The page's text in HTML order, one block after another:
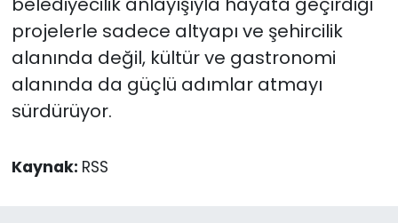
projelerle sadece altyapı ve şehircilik
alanında değil, kültür ve gastronomi
alanında da güçlü adımlar atmayı
sürdürüyor.
Kaynak: RSS